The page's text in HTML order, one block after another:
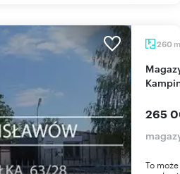
260 m
Magazyn 260 m² w Stanisławowie - blisko
265
To